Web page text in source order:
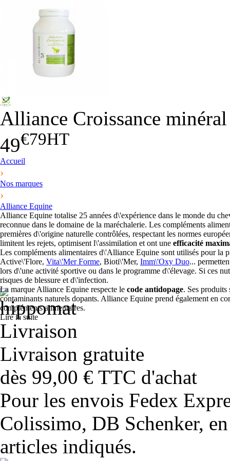
Alliance Croissance
49€79HT
Accueil
›
Nos marques
›
Alliance Equine
Alliance Equine totalise 25 années d\'expérience dans le monde du
reconnue dans le domaine de la maréchalerie. Les compléments
premières d\'origine naturelle contrôlées, respectant les normes
limitent les rejets, optimisent l\'assimilation et ont une efficacité
Les compléments alimentaires d\'Alliance Equine sont utilisés pour la
Active\'Flore, Vita\'Mer Forme, Bioti\'Mer, Imm\'Oxy Duo...
lors d\'une activité sportive ou dans le programme d\'élevage. Si ces
risques de blessure et d\'infection.
La marque Alliance Equine respecte le code antidopage. Ses produits
contaminants naturels dopants. Alliance Equine prend également en
compléments alimentaires.
Lire la suite
Livraison gratuite
dès 99,00 € TTC d'achat
Pour les envois Fedex
Colissimo, DB Schenker,
articles indiqués.